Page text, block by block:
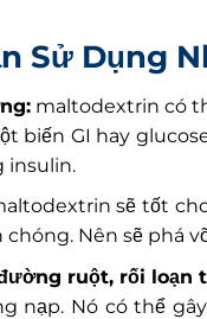
Sử Dụng
maltodextrin có
biến GI hay
insulin.
sẽ tốt
Nên sẽ phá
ruột, rối loạn
nạp. Nó có thể